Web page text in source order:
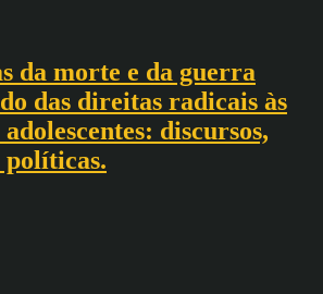
da morte e da guerra
das direitas radicais às
discursos,
políticas.